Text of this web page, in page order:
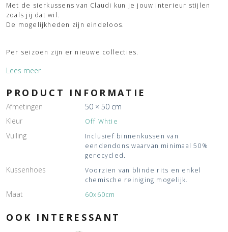
Met de sierkussens van Claudi kun je jouw interieur stijlen
zoals jij dat wil.
De mogelijkheden zijn eindeloos.
Per seizoen zijn er nieuwe collecties.
Lees meer
PRODUCT INFORMATIE
Afmetingen
50 × 50 cm
Kleur
Off Whtie
Vulling
Inclusief binnenkussen van
eendendons waarvan minimaal 50%
gerecycled.
Kussenhoes
Voorzien van blinde rits en enkel
chemische reiniging mogelijk.
Maat 60x60cm
OOK INTERESSANT